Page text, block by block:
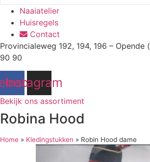
Naaiatelier
Huisregels
Contact
Provincialeweg 192, 194, 196 – Opende
90 90
Instagram
Bekijk ons assortiment
Robina Hood
Home » Kledingstukken » Robin Hood dame